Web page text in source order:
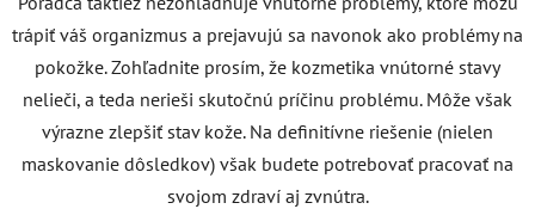
trápiť váš organizmus a prejavujú sa navonok ako problémy na
pokožke. Zohľadnite prosím, že kozmetika vnútorné stavy
nelieči, a teda nerieši skutočnú príčinu problému. Môže však
výrazne zlepšiť stav kože. Na definitívne riešenie (nielen
maskovanie dôsledkov) však budete potrebovať pracovať na
svojom zdraví aj zvnútra.